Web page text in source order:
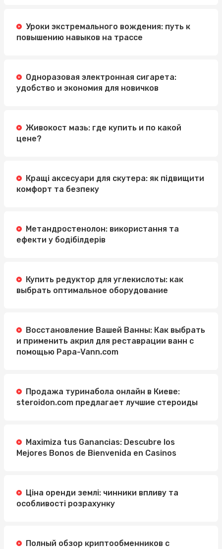
Уроки экстремального вождения: путь к
повышению навыков на трассе
Одноразовая электронная сигарета:
удобство и экономия для новичков
Живокост мазь: где купить и по какой
цене?
Кращі аксесуари для скутера: як підвищити
комфорт та безпеку
Метандростенолон: використання та
ефекти у бодібілдерів
Купить редуктор для углекислоты: как
выбрать оптимальное оборудование
Восстановление Вашей Ванны: Как выбрать
и применить акрил для реставрации ванн с
помощью Papa-Vann.com
Продажа туринабола онлайн в Киеве:
steroidon.com предлагает лучшие стероиды
Maximiza tus Ganancias: Descubre los
Mejores Bonos de Bienvenida en Casinos
Ціна оренди землі: чинники впливу та
особливості розрахунку
Полный обзор криптообменников с